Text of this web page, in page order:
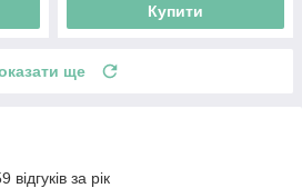
Купити
ще
за рік